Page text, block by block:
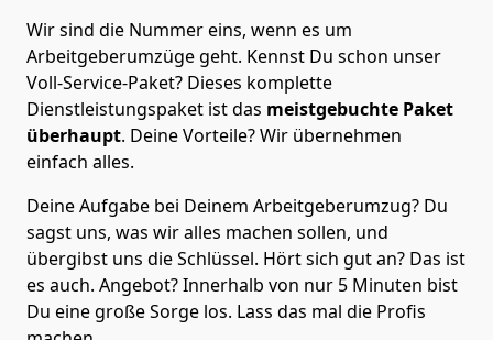
Wir sind die Nummer eins, wenn es um
Arbeitgeberumzüge geht. Kennst Du schon unser
Voll-Service-Paket? Dieses komplette
Dienstleistungspaket ist das meistgebuchte Paket
überhaupt. Deine Vorteile? Wir übernehmen
einfach alles.
Deine Aufgabe bei Deinem Arbeitgeberumzug? Du
sagst uns, was wir alles machen sollen, und
übergibst uns die Schlüssel. Hört sich gut an? Das ist
es auch. Angebot? Innerhalb von nur 5 Minuten bist
Du eine große Sorge los. Lass das mal die Profis